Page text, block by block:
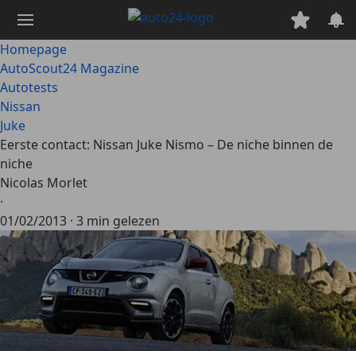
naar
hoofdinhoud
Homepage
AutoScout24 Magazine
Autotests
Nissan
Juke
Eerste contact: Nissan Juke Nismo – De niche binnen de
niche
Nicolas Morlet
·
01/02/2013 · 3 min gelezen